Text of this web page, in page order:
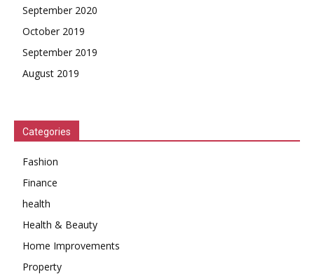
September 2020
October 2019
September 2019
August 2019
Categories
Fashion
Finance
health
Health & Beauty
Home Improvements
Property